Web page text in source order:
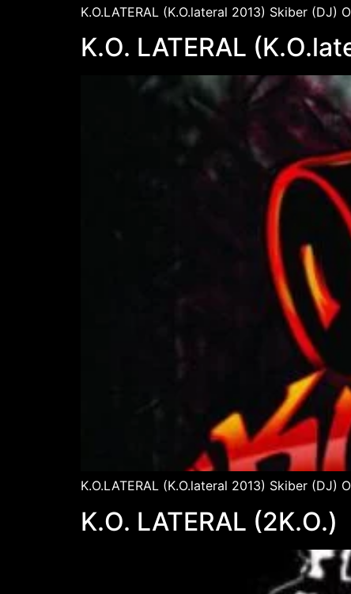
K.O.LATERAL (K.O.lateral 2013) Skiber
K.O. LATERAL
K.O.LATERAL (K.O.lateral 2013) Skiber
K.O. LATERAL (2K.O.)